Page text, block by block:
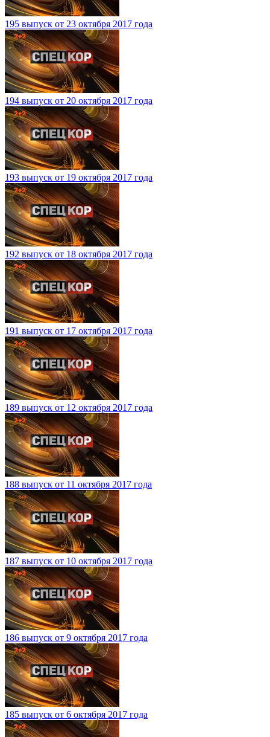
195 выпуск от 23 октября 2017 года
194 выпуск от 20 октября 2017 года
193 выпуск от 19 октября 2017 года
192 выпуск от 18 октября 2017 года
191 выпуск от 17 октября 2017 года
189 выпуск от 12 октября 2017 года
188 выпуск от 11 октября 2017 года
187 выпуск от 10 октября 2017 года
186 выпуск от 9 октября 2017 года
185 выпуск от 6 октября 2017 года